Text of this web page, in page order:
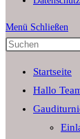
Menü Schließen
Startseite
Hallo